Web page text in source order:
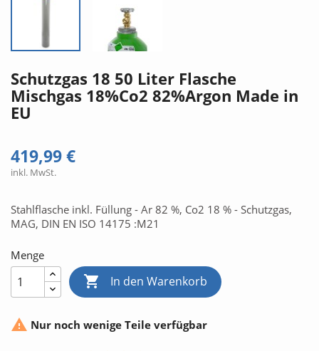
Schutzgas 18 50 Liter Flasche
Mischgas 18%Co2 82%Argon Made in
EU
419,99 €
inkl. MwSt.
Stahlflasche inkl. Füllung - Ar 82 %, Co2 18 % - Schutzgas,
MAG, DIN EN ISO 14175 :M21
Menge
 In den Warenkorb
 Nur noch wenige Teile verfügbar